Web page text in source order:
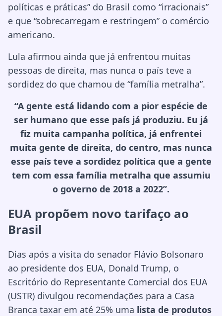
políticas e práticas” do Brasil como “irracionais”
e que “sobrecarregam e restringem” o comércio
americano.
Lula afirmou ainda que já enfrentou muitas
pessoas de direita, mas nunca o país teve a
sordidez do que chamou de “família metralha”.
“A gente está lidando com a pior espécie de
ser humano que esse país já produziu. Eu já
fiz muita campanha política, já enfrentei
muita gente de direita, do centro, mas nunca
esse país teve a sordidez política que a gente
tem com essa família metralha que assumiu
o governo de 2018 a 2022”.
EUA propõem novo tarifaço ao
Brasil
Dias após a visita do senador Flávio Bolsonaro
ao presidente dos EUA, Donald Trump, o
Escritório do Representante Comercial dos EUA
(USTR) divulgou recomendações para a Casa
Branca taxar em até 25% uma lista de produtos